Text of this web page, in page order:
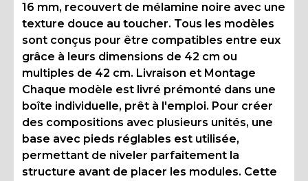
16 mm, recouvert de mélamine noire avec une
texture douce au toucher. Tous les modèles
sont conçus pour être compatibles entre eux
grâce à leurs dimensions de 42 cm ou
multiples de 42 cm. Livraison et Montage
Chaque modèle est livré prémonté dans une
boîte individuelle, prêt à l'emploi. Pour créer
des compositions avec plusieurs unités, une
base avec pieds réglables est utilisée,
permettant de niveler parfaitement la
structure avant de placer les modules. Cette